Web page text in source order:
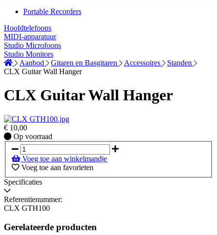
Portable Recorders
Hoofdtelefoons
MIDI-apparatuur
Studio Microfoons
Studio Monitors
Aanbod
Gitaren en Basgitaren Accessoires
Standen
CLX Guitar Wall Hanger
CLX Guitar Wall Hanger
€ 10,00
Op
voorraad
Op voorraad
Voeg toe aan winkelmandje
Voeg toe aan favorieten
Specificaties
Referentienummer:
CLX GTH100
Gerelateerde producten